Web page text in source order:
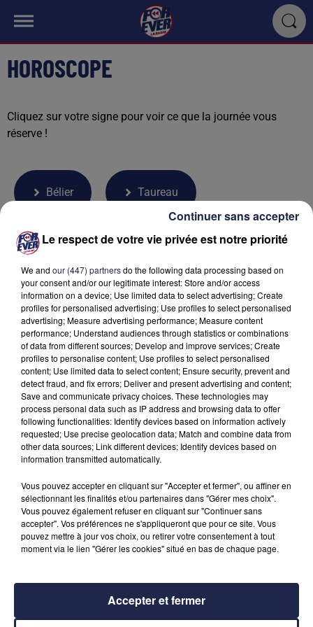
HOROSCOPE
Cliquez sur votre signe pour voir ce que la journée vous
réserve !
Bélier Taureau
Vierge Balance
Scorpion Sagittaire
Capricorne Verseau
Poissons
INFOS JEUX
Le respect de votre vie privée est notre priorité
We and our (447) partnersdo the following data processing based on
your consent and/or our legitimate interest: Store and/or access
information on a device; Use limited data to select advertising; Create
profiles for personalised advertising; Use profiles to select personalised
advertising; Measure advertising performance; Measure content
performance; Understand audiences through statistics or combinations
of data from different sources; Develop and improve services; Create
profiles to personalise content; Use profiles to select personalised
content; Use limited data to select content; Ensure security, prevent and
detect fraud, and fix errors; Deliver and present advertising and content;
Save and communicate privacy choices. These technologies may
process personal data such as IP address and browsing data to offer
following functionalities: Identify devices based on information actively
requested; Use precise geolocation data; Match and combine data from
other data sources; Link different devices; Identify devices based on
information transmitted automatically.
Vous pouvez accepter en cliquant sur "Accepter et fermer", ou affiner en
sélectionnant les finalités et/ou partenaires dans "Gérer mes choix".
Vous pouvez également refuser en cliquant sur "Continuer sans
accepter". Vos préférences ne s'appliqueront que pour ce site. Vous
pouvez mettre à jour vos choix, ou retirer votre consentement à tout
moment via le lien "Gérer les cookies" situé en bas de chaque page.
Accepter et fermer
Continuer sans accepter